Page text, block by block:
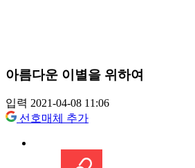
아름다운 이별을 위하여
입력 2021-04-08 11:06
선호매체 추가